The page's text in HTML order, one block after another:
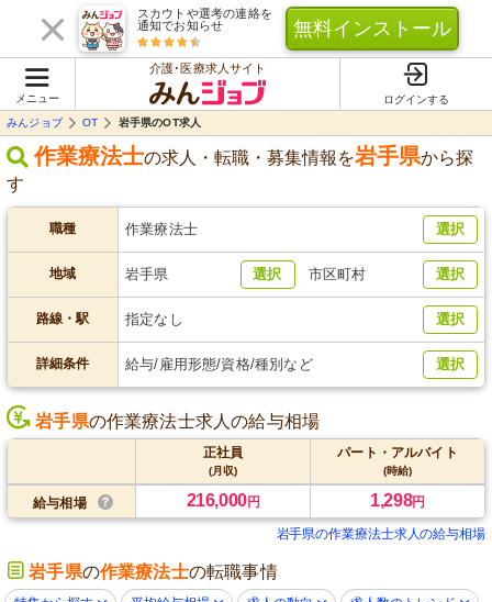
スカウトや選考の連絡を
通知でお知らせ
無料インストール
メニュー
介護･医療求人サイト
ログインする
みんジョブ
OT 岩手県のOT求人
作業療法士の求人・転職・募集情報を岩手県から探
す
職種 作業療法士 選択
地域 岩手県 選択 市区町村 選択
路線・駅 指定なし 選択
詳細条件 給与/雇用形態/資格/種別など 選択
岩手県の作業療法士求人の給与相場
正社員
(月収)
パート・アルバイト
(時給)
給与相場 216,000円 1,298円
岩手県の作業療法士求人の給与相場
岩手県の作業療法士の転職事情